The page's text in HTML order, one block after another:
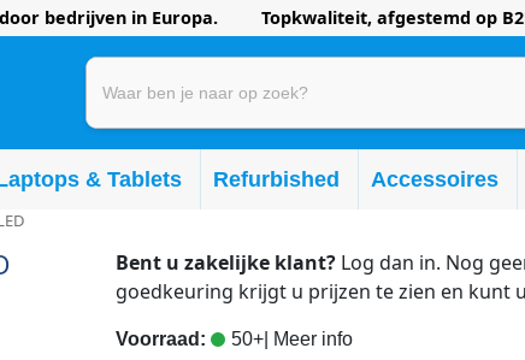
bedrijven in Europa. Topkwaliteit, afgestemd
& Tablets Refurbished Accessoires
Bent u zakelijke klant? Log dan in. Nog
goedkeuring krijgt u prijzen te zien en kunt
Voorraad: 50+ | Meer info